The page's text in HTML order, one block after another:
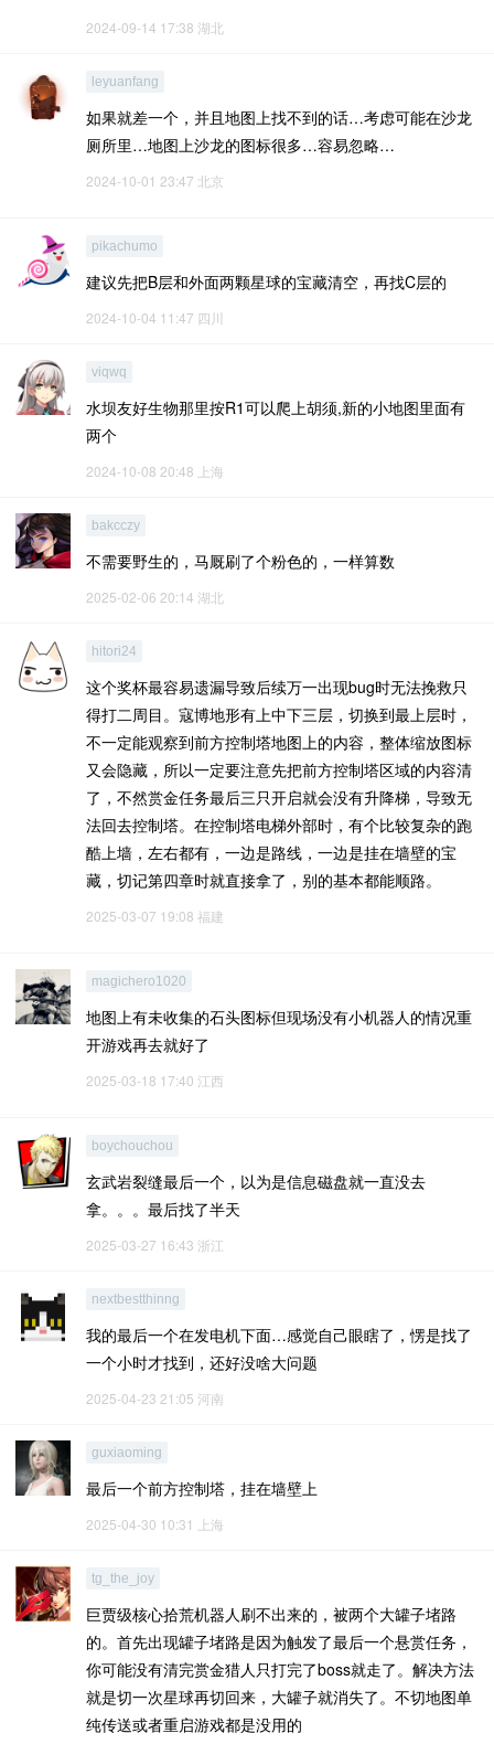
2024-09-14 17:38 湖北
leyuanfang
如果就差一个，并且地图上找不到的话…考虑可能在沙龙
厕所里…地图上沙龙的图标很多…容易忽略…
2024-10-01 23:47 北京
pikachumo
建议先把B层和外面两颗星球的宝藏清空，再找C层的
2024-10-04 11:47 四川
viqwq
水坝友好生物那里按R1可以爬上胡须,新的小地图里面有
两个
2024-10-08 20:48 上海
bakcczy
不需要野生的，马厩刷了个粉色的，一样算数
2025-02-06 20:14 湖北
hitori24
这个奖杯最容易遗漏导致后续万一出现bug时无法挽救只
得打二周目。寇博地形有上中下三层，切换到最上层时，
不一定能观察到前方控制塔地图上的内容，整体缩放图标
又会隐藏，所以一定要注意先把前方控制塔区域的内容清
了，不然赏金任务最后三只开启就会没有升降梯，导致无
法回去控制塔。在控制塔电梯外部时，有个比较复杂的跑
酷上墙，左右都有，一边是路线，一边是挂在墙壁的宝
藏，切记第四章时就直接拿了，别的基本都能顺路。
2025-03-07 19:08 福建
magichero1020
地图上有未收集的石头图标但现场没有小机器人的情况重
开游戏再去就好了
2025-03-18 17:40 江西
boychouchou
玄武岩裂缝最后一个，以为是信息磁盘就一直没去
拿。。。最后找了半天
2025-03-27 16:43 浙江
nextbestthinng
我的最后一个在发电机下面…感觉自己眼瞎了，愣是找了
一个小时才找到，还好没啥大问题
2025-04-23 21:05 河南
guxiaoming
最后一个前方控制塔，挂在墙壁上
2025-04-30 10:31 上海
tg_the_joy
巨贾级核心拾荒机器人刷不出来的，被两个大罐子堵路
的。首先出现罐子堵路是因为触发了最后一个悬赏任务，
你可能没有清完赏金猎人只打完了boss就走了。解决方法
就是切一次星球再切回来，大罐子就消失了。不切地图单
纯传送或者重启游戏都是没用的